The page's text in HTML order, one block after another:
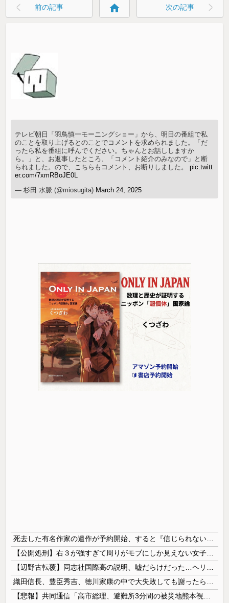
前の記事 home 次の記事
テレビ朝日「羽鳥慎一モーニングショー」から、明日の番組で私
のことを取り上げるとのことでコメントを求められました。「だ
ったら私を番組に呼んでください。ちゃんとお話ししますか
ら。」と、お返事したところ、「コメント紹介のみなので」と断
られました。ので、こちらもコメント、お断りしました。pic.twitt
er.com/7xmRBoJE0L
— 杉田 水脈 (@miosugita) March 24, 2025